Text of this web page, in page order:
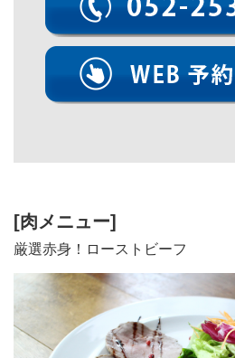
[肉メニュー]
厳選赤身！ローストビーフ